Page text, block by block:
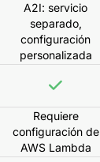
A2I: servicio
separado,
configuración
personalizada
Requiere
configuración de
AWS Lambda